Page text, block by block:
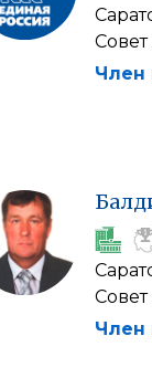
Член
Член